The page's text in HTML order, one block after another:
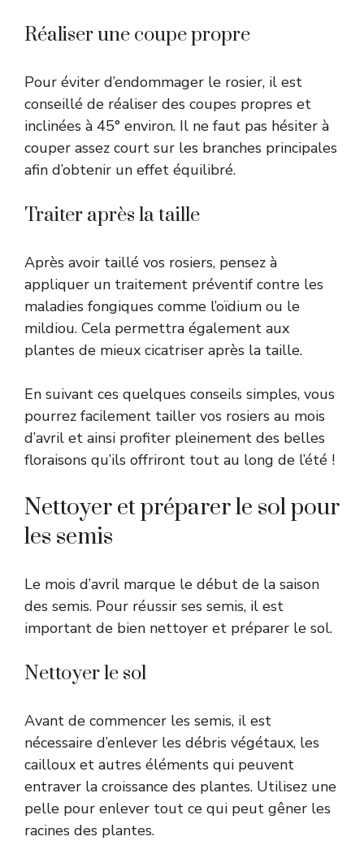
Réaliser une coupe propre
Pour éviter d’endommager le rosier, il est
conseillé de réaliser des coupes propres et
inclinées à 45° environ. Il ne faut pas hésiter à
couper assez court sur les branches principales
afin d’obtenir un effet équilibré.
Traiter après la taille
Après avoir taillé vos rosiers, pensez à
appliquer un traitement préventif contre les
maladies fongiques comme l’oïdium ou le
mildiou. Cela permettra également aux
plantes de mieux cicatriser après la taille.
En suivant ces quelques conseils simples, vous
pourrez facilement tailler vos rosiers au mois
d’avril et ainsi profiter pleinement des belles
floraisons qu’ils offriront tout au long de l’été !
Nettoyer et préparer le sol pour
les semis
Le mois d’avril marque le début de la saison
des semis. Pour réussir ses semis, il est
important de bien nettoyer et préparer le sol.
Nettoyer le sol
Avant de commencer les semis, il est
nécessaire d’enlever les débris végétaux, les
cailloux et autres éléments qui peuvent
entraver la croissance des plantes. Utilisez une
pelle pour enlever tout ce qui peut gêner les
racines des plantes.